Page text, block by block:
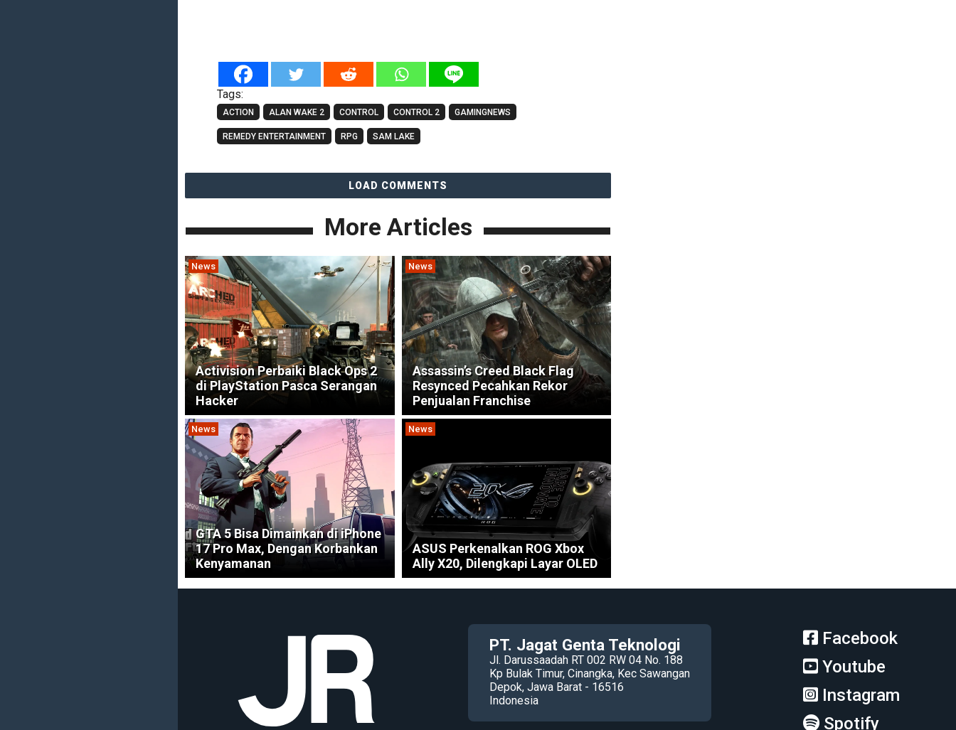
Tags:
ACTION ALAN WAKE 2 CONTROL CONTROL 2 GAMINGNEWS
REMEDY ENTERTAINMENT RPG SAM LAKE
LOAD COMMENTS
More Articles
News
Activision Perbaiki Black Ops 2
di PlayStation Pasca Serangan
Hacker
News
Assassin’s Creed Black Flag
Resynced Pecahkan Rekor
Penjualan Franchise
News
GTA 5 Bisa Dimainkan di iPhone
17 Pro Max, Dengan Korbankan
Kenyamanan
News
ASUS Perkenalkan ROG Xbox
Ally X20, Dilengkapi Layar OLED
PT. Jagat Genta Teknologi
Jl. Darussaadah RT 002 RW 04 No. 188
Kp Bulak Timur, Cinangka, Kec Sawangan
Depok, Jawa Barat - 16516
Indonesia
Facebook
Youtube
Instagram
Spotify